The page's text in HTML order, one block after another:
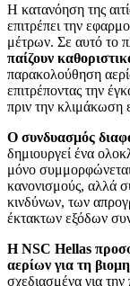
Η κατανόηση της
επιτρέπει την
μέτρων. Σε αυτό το
παίζουν
παρακολούθηση
επιτρέποντας την
πριν την κλιμάκωση
Ο συνδυασμός
δημιουργεί ένα
μόνο
κανονισμούς, αλλά
κινδύνων, των
έκτακτων εξόδων
Η NSC Hellas
αερίων για τη
σχεδιασμένα για